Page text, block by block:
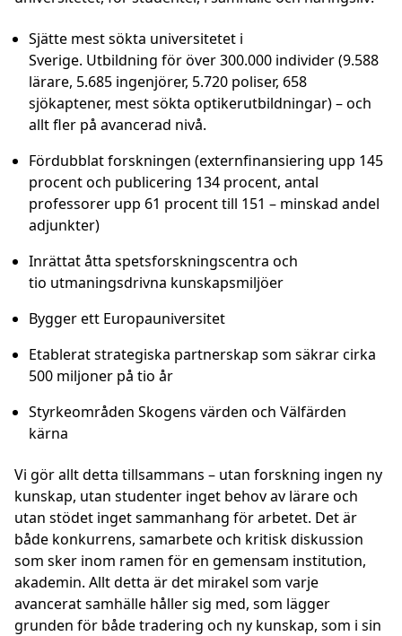
Sjätte mest sökta universitetet i
Sverige. Utbildning för över 300.000 individer (9.588
lärare, 5.685 ingenjörer, 5.720 poliser, 658
sjökaptener, mest sökta optikerutbildningar) – och
allt fler på avancerad nivå.
Fördubblat forskningen (externfinansiering upp 145
procent och publicering 134 procent, antal
professorer upp 61 procent till 151 – minskad andel
adjunkter)
Inrättat åtta spetsforskningscentra och
tio utmaningsdrivna kunskapsmiljöer
Bygger ett Europauniversitet
Etablerat strategiska partnerskap som säkrar cirka
500 miljoner på tio år
Styrkeområden Skogens värden och Välfärden
kärna
Vi gör allt detta tillsammans – utan forskning ingen ny
kunskap, utan studenter inget behov av lärare och
utan stödet inget sammanhang för arbetet. Det är
både konkurrens, samarbete och kritisk diskussion
som sker inom ramen för en gemensam institution,
akademin. Allt detta är det mirakel som varje
avancerat samhälle håller sig med, som lägger
grunden för både tradering och ny kunskap, som i sin